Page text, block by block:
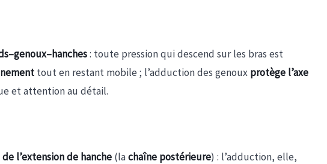
: toute pression qui descend sur les bras est
tout en restant mobile ; l’adduction des genoux protège l’axe
et attention au détail.
l’extension de hanche (lachaîne postérieure) : l’adduction, elle,